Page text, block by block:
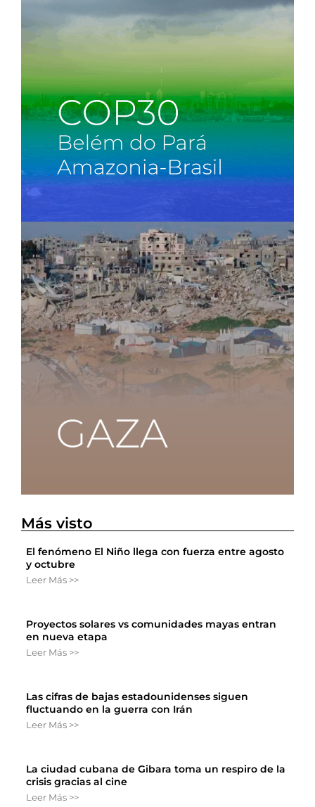
Más visto
El fenómeno El Niño llega con fuerza entre agosto
y octubre
Leer Más >>
Proyectos solares vs comunidades mayas entran
en nueva etapa
Leer Más >>
Las cifras de bajas estadounidenses siguen
fluctuando en la guerra con Irán
Leer Más >>
La ciudad cubana de Gibara toma un respiro de la
crisis gracias al cine
Leer Más >>